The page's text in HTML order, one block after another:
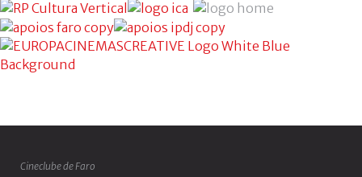
Cineclube de Faro